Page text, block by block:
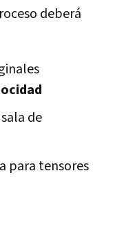
deberá
de
para tensores